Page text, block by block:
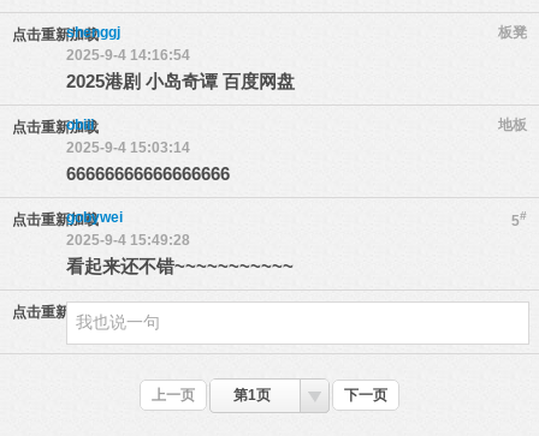
点击重新加载 板凳
shenggj
2025-9-4 14:16:54
2025港剧 小岛奇谭 百度网盘
点击重新加载 地板
obiii
2025-9-4 15:03:14
66666666666666666
点击重新加载 5#
gobywei
2025-9-4 15:49:28
看起来还不错~~~~~~~~~~~
点击重新加载
上一页 第1页 下一页